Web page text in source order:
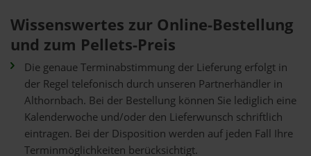
Wissenswertes zur Online-Bestellung
und zum Pellets-Preis
Die genaue Terminabstimmung der Lieferung erfolgt in
der Regel telefonisch durch unseren Partnerhändler in
Althornbach. Bei der Bestellung können Sie lediglich eine
Kalenderwoche und/oder den Lieferwunsch schriftlich
eintragen. Bei der Disposition werden auf jeden Fall Ihre
Terminmöglichkeiten berücksichtigt.